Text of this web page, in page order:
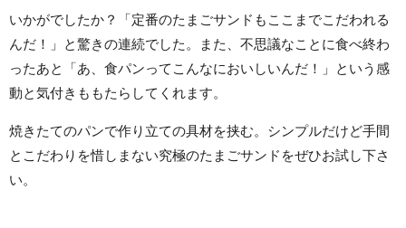
いかがでしたか？「定番のたまごサンドもここまでこだわれる
んだ！」と驚きの連続でした。また、不思議なことに食べ終わ
ったあと「あ、食パンってこんなにおいしいんだ！」という感
動と気付きももたらしてくれます。
焼きたてのパンで作り立ての具材を挟む。シンプルだけど手間
とこだわりを惜しまない究極のたまごサンドをぜひお試し下さ
い。